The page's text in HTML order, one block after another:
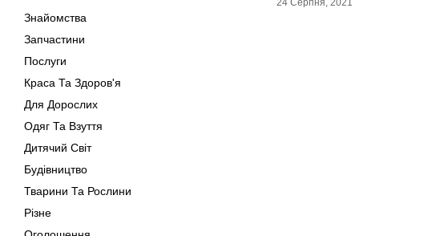
Знайомства
Запчастини
Послуги
Краса Та Здоров'я
Для Дорослих
Одяг Та Взуття
Дитячий Світ
Будівництво
Тварини Та Рослини
Різне
24 Серпня, 2021